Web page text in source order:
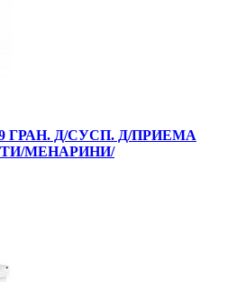
ГРАН. Д/СУСП. Д/ПРИЕМА
МЕНАРИНИ/